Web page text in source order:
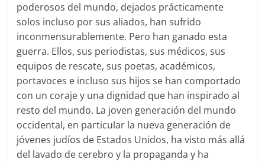
poderosos del mundo, dejados prácticamente
solos incluso por sus aliados, han sufrido
inconmensurablemente. Pero han ganado esta
guerra. Ellos, sus periodistas, sus médicos, sus
equipos de rescate, sus poetas, académicos,
portavoces e incluso sus hijos se han comportado
con un coraje y una dignidad que han inspirado al
resto del mundo. La joven generación del mundo
occidental, en particular la nueva generación de
jóvenes judíos de Estados Unidos, ha visto más allá
del lavado de cerebro y la propaganda y ha